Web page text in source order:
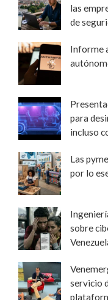
las
de
Informe
para
incluso
Las
por lo
sobre
servicio